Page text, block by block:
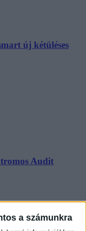
a számunkra
új kétüléses
Audit